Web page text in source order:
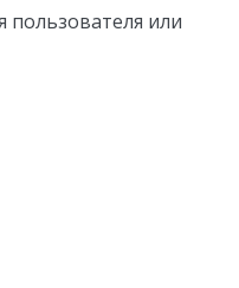
пользователя или